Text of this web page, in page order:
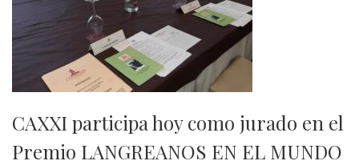
CAXXI participa hoy como jurado en el
Premio LANGREANOS EN EL MUNDO